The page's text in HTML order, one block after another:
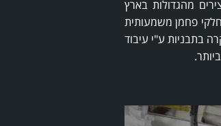
מהגדולות בארץ
של חלקי פחמן משמעותית
בתבניות ע"י עיבוד